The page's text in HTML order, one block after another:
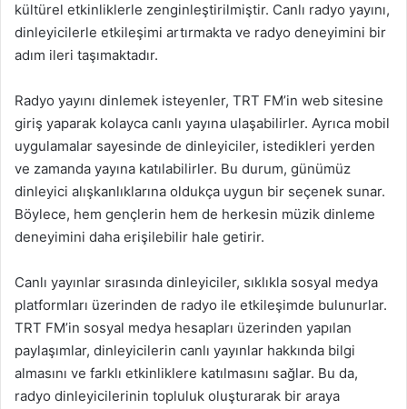
kültürel etkinliklerle zenginleştirilmiştir. Canlı radyo yayını,
dinleyicilerle etkileşimi artırmakta ve radyo deneyimini bir
adım ileri taşımaktadır.
Radyo yayını dinlemek isteyenler, TRT FM’in web sitesine
giriş yaparak kolayca canlı yayına ulaşabilirler. Ayrıca mobil
uygulamalar sayesinde de dinleyiciler, istedikleri yerden
ve zamanda yayına katılabilirler. Bu durum, günümüz
dinleyici alışkanlıklarına oldukça uygun bir seçenek sunar.
Böylece, hem gençlerin hem de herkesin müzik dinleme
deneyimini daha erişilebilir hale getirir.
Canlı yayınlar sırasında dinleyiciler, sıklıkla sosyal medya
platformları üzerinden de radyo ile etkileşimde bulunurlar.
TRT FM’in sosyal medya hesapları üzerinden yapılan
paylaşımlar, dinleyicilerin canlı yayınlar hakkında bilgi
almasını ve farklı etkinliklere katılmasını sağlar. Bu da,
radyo dinleyicilerinin topluluk oluşturarak bir araya